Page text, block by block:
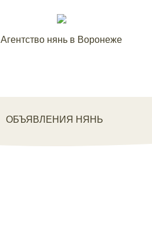
Агентство нянь в Воронеже
ОБЪЯВЛЕНИЯ НЯНЬ